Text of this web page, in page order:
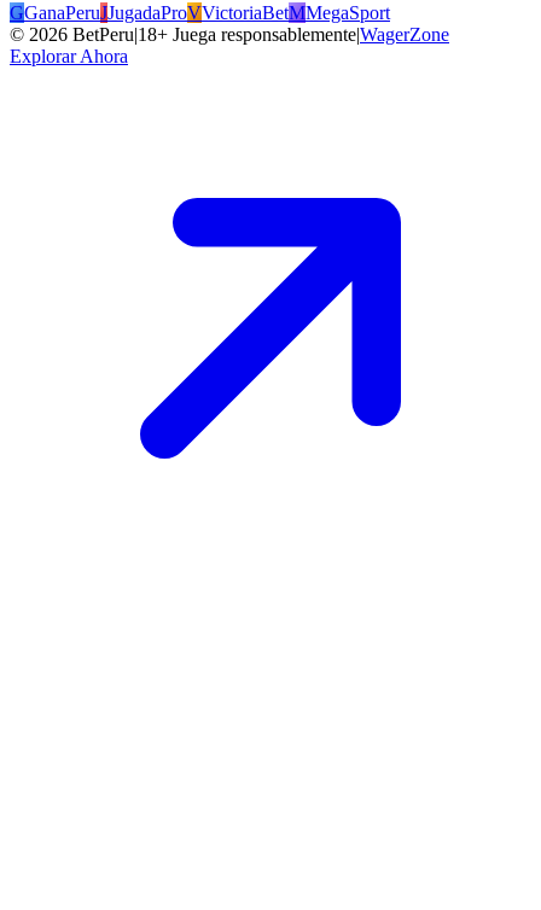
GGanaPeruJJugadaProVVictoriaBetMMegaSport
© 2026 BetPeru|18+ Juega responsablemente|WagerZone
Explorar Ahora